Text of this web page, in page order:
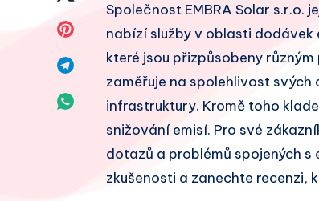
Facebook
Twitter
Sdílet
Pinterest
Sdílet
Telegram
Sdílet
Whatsapp
Společnost EMBRA Solar s.r.o.
nabízí služby v oblasti dodávek
které jsou přizpůsobeny různým
zaměřuje na spolehlivost svých
infrastruktury. Kromě toho
snižování emisí. Pro své
dotazů a problémů spojených s
zkušenosti a zanechte recenzi,